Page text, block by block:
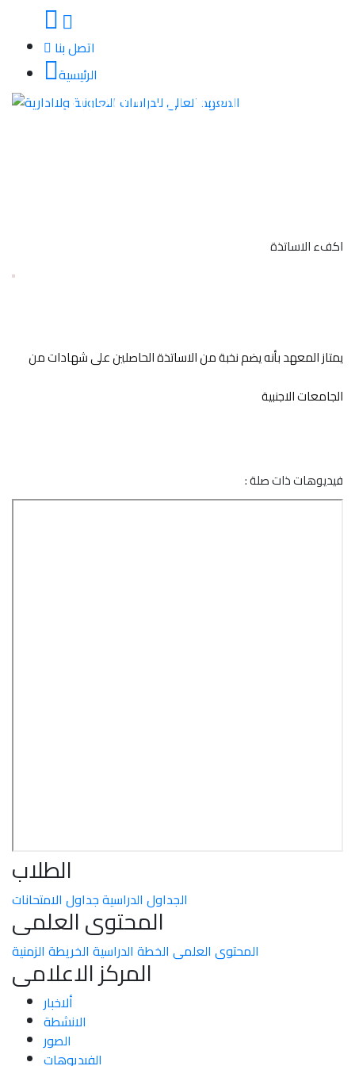
اتصل بنا
الرئيسية
مزايا الالتحاق بالمعهد
اكفء الاساتذة
يمتاز المعهد بأنه يضم نخبة من الاساتذة الحاصلين على شهادات من
الجامعات الاجنبية
فيديوهات ذات صلة :
الطلاب
الجداول الدراسيةجداول الامتحانات
المحتوى العلمى
المحتوى العلمى الخطة الدراسية الخريطة الزمنية
المركز الاعلامى
ألاخبار
الانشطة
الصور
الفيديوهات